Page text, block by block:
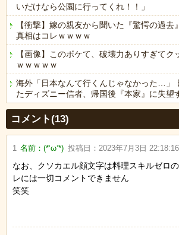
いだけなら公園に行ってくれ！！」
【衝撃】嫁の親友から聞いた『驚愕の過
真相はコレｗｗｗｗ
【画像】このボケて、破壊力ありすぎてク
ｗｗｗｗｗ
海外「日本なんて行くんじゃなかった…」
たディズニー信者、帰国後『本家』に失望
Powered by livedoor 相互RSS
コメント(13)
1 名前：(*‘ω‘*) 投稿日： 2023年7月3日 22:18:16
なお、クソカエル顔文字は料理スキルゼロ
レには一切コメントできません
笑笑